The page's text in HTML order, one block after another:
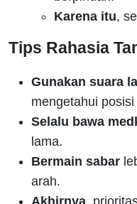
Karena itu,
Tips Rahasia
Gunakan suara
mengetahui
Selalu bawa
lama.
Bermain sabar
arah.
Akhirnya,